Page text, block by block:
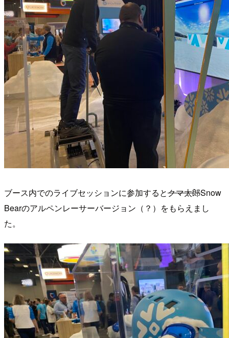
ブース内でのライブセッションに参加するとクマ太郎Snow
Bearのアルペンレーサーバージョン（？）をもらえまし
た。